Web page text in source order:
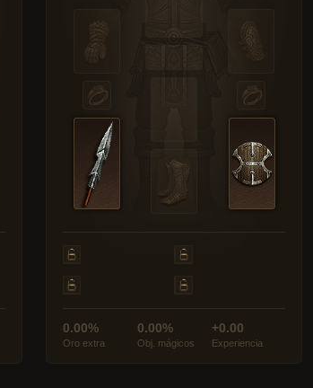
0.00%
Oro extra
0.00%
Obj. mágicos
+0.00
Experiencia